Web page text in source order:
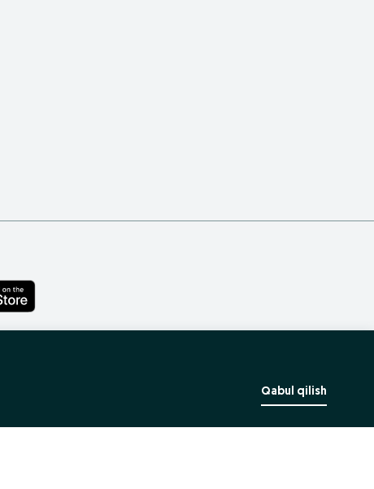
Qabul qilish